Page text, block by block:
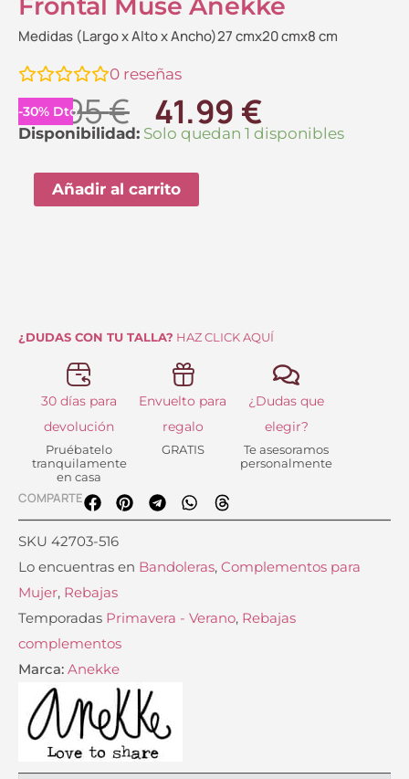
Medidas (Largo x Alto x Ancho)27 cmx20 cmx8 cm
0 reseñas
-30% Dto.
59.95€ El
precio
original
era:
41.99 €El
precio
Disponibilidad: Solo quedan 1 disponibles
Bandolera
Bolsillo
Frontal
Añadir al carrito
¿DUDAS CON TU TALLA? HAZ CLICK AQUÍ
30 días para
devolución
Pruébatelo
tranquilamente
en casa
Envuelto para
regalo
GRATIS
¿Dudas que
elegir?
Te asesoramos
personalmente
COMPARTE
SKU 42703-516
Lo encuentras en Bandoleras, Complementos para
Mujer, Rebajas
Temporadas Primavera - Verano, Rebajas
complementos
Marca: Anekke